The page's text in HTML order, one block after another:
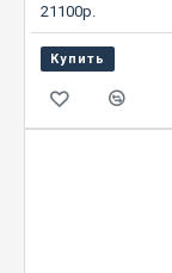
21100р.
Купить